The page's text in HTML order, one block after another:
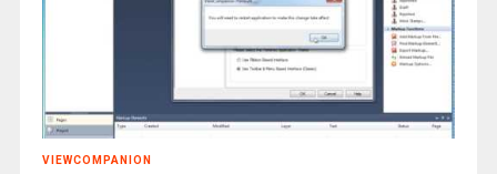
VIEWCOMPANION